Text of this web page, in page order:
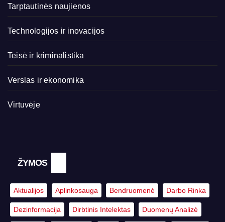
Tarptautinės naujienos
Technologijos ir inovacijos
Teisė ir kriminalistika
Verslas ir ekonomika
Virtuvėje
ŽYMOS
Aktualijos Aplinkosauga Bendruomenė Darbo Rinka
Dezinformacija Dirbtinis Intelektas Duomenų Analizė